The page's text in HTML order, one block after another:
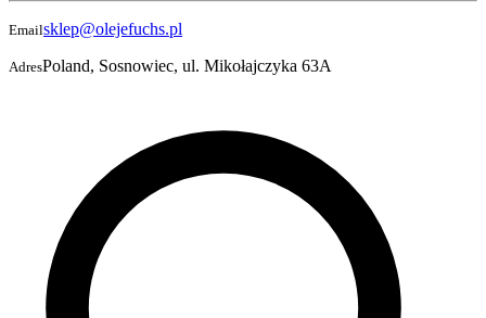
Emailsklep@olejefuchs.pl
AdresPoland, Sosnowiec, ul. Mikołajczyka 63A